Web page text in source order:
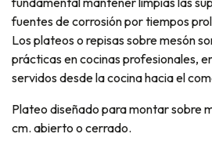
fuentes de corrosión por tiempos
Los plateos o repisas sobre mesón
prácticas en cocinas profesionales,
servidos desde la cocina hacia el
Plateo diseñado para montar sobre
cm. abierto o cerrado.